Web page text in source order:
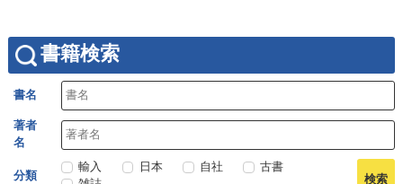
書籍検索
書名
著者
名
分類
輸入 日本 自社
古書